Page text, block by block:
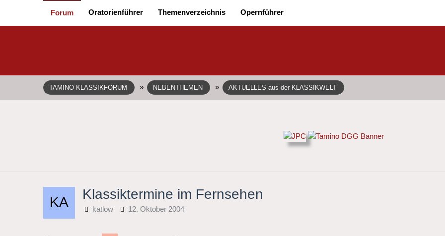
Forum Oratorienführer Themenverzeichnis Opernführer
TAMINO-KLASSIKFORUM » NEBENTHEMEN » AKTUELLES aus der KLASSIKWELT
Klassiktermine im Fernsehen
katlow 12. Oktober 2004